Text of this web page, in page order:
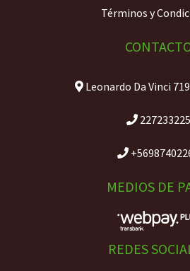
Términos y
Leonardo Da Vinci
227233225
MEDIOS DE
REDES